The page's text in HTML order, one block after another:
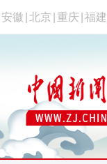
安徽 北京 重庆 福建